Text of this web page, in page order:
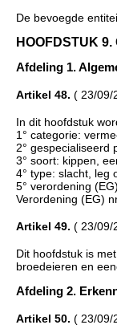
De bevoegde
HOOFDSTUK
Afdeling 1.
Artikel 48. ( 23/09/
In dit hoofdstuk
1° categorie:
2° gespecialiseerd
3° soort: kippen,
4° type: slacht, leg
5° verordening
Verordening (EG)
Artikel 49. ( 23/09/
Dit hoofdstuk is
broedeieren en
Afdeling 2.
Artikel 50. ( 23/09/